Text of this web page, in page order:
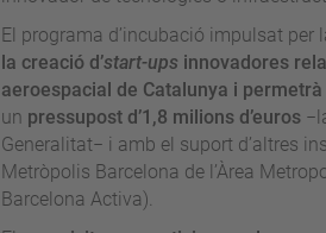
El programa d’incubació impulsat per
la creació d’start-ups innovadores
aeroespacial de Catalunya i permetrà
un pressupost d’1,8 milions d’euros
Generalitat− i amb el suport d’altres
Metròpolis Barcelona de l’Àrea
Barcelona Activa).